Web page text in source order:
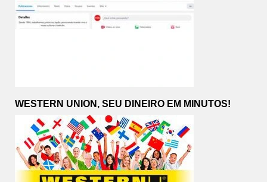
WESTERN UNION, SEU DINEIRO EM MINUTOS!